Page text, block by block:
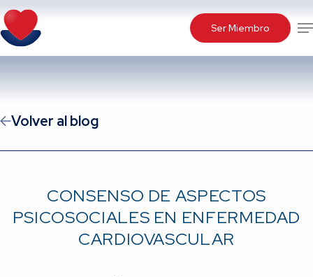
Skip
to
main
Ser Miembro
Volver al blog
CONSENSO DE ASPECTOS
PSICOSOCIALES EN ENFERMEDAD
CARDIOVASCULAR